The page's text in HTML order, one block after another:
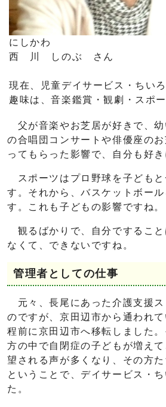
にしかわ
西 川 しのぶ さん
現在、児童デイサービス・ちい
趣味は、音楽鑑賞・観劇・スポ
父が音楽やお芝居が好きで、幼
の合唱団コンサートや俳優座の
ってもらった影響で、自分も好き
スポーツはプロ野球を子どもと
す。それから、バスケットボー
す。これも子どもの影響ですね。
観るばかりで、自分でするこ
なくて、できないですね。
管理者としての仕事
元々、長尾にあった介護支援ス
のですが、京田辺市から通われ
程前に京田辺市へ移転しました
方の中で自閉症の子どもが増え
望される声が多くなり、その方
ということで、デイサービス・
た。